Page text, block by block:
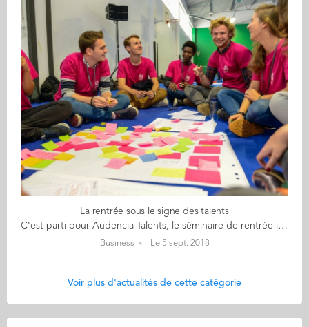
La rentrée sous le signe des talents
C'est parti pour Audencia Talents, le séminaire de rentrée innovant pour les 485 étudiants de première année. Ce matin les étudiants ont pu découvrir ce qui les attendait : 2 jours de brainstorm très créatif pour une restitution finale aux entreprises partenaires de l'événement. Mars, Mazars, CIC Ouest, Groupe Pomona, LNA Santé, Ubisoft, Nature et Découvertes, Groupe Eram sont tous au rendez-vous. Après avoir lancé leur défi aux étudiants ce matin - défi lié à une problématique stratégique - les étudiants se sont réunis en salle de travail pour laisser libre court à leur imagination et créativité pour répondre à la problématique. Le jury sélectionnera en fin de journée la meilleure idée. Celle-ci sera alors décryptée, qualifiée, mise en scène par les groupes d'étudiants avec le soutien de coachs designers professionnels. Elle sera restituée demain, jeudi 6 septembre, sur scène devant toutes les enteprises. Audencia Talents, c’est le moment de capter des tendances, de s’inspirer, de s’enrichir ! >> Pour revivre l'édition 2017, ça se passe là
Business Le 5 sept. 2018
Voir plus d'actualités de cette catégorie